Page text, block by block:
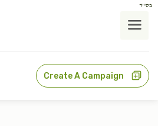
בס"ד
Create A Campaign